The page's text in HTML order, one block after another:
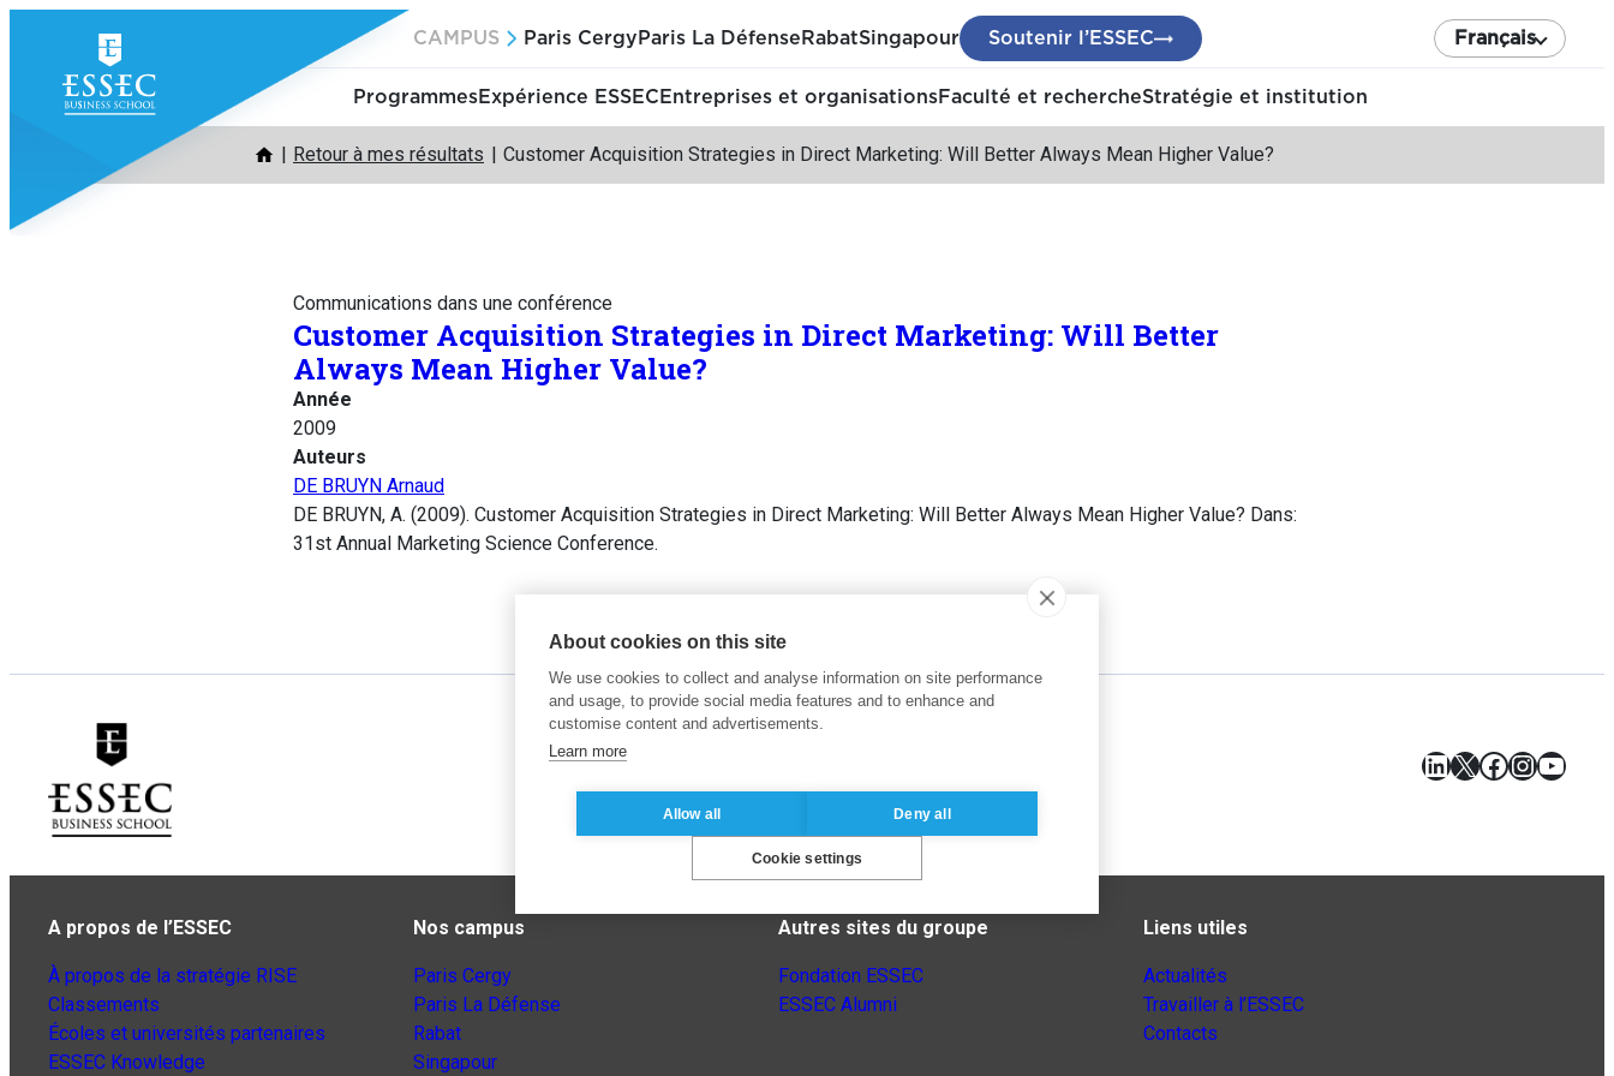
contenu
CAMPUS Paris Cergy Paris La Défense RabatSingapour Soutenir l’ESSEC Français
ProgrammesExpérience ESSEC Entreprises et organisationsFaculté et rechercheStratégie et institution
Retour à mes résultats Customer Acquisition Strategies in Direct Marketing: Will Better Always Mean Higher Value?
Communications dans une conférence
Customer Acquisition Strategies in Direct Marketing: Will Better
Always Mean Higher Value?
Année
2009
Auteurs
DE BRUYN Arnaud
DE BRUYN, A. (2009). Customer Acquisition Strategies in Direct Marketing: Will Better Always Mean Higher Value? Dans:
31st Annual Marketing Science Conference.
LinkedIn
X Facebook
A propos de l’ESSEC
À propos de la stratégie RISE
Classements
Écoles et universités partenaires
ESSEC Knowledge
Nos campus
Paris Cergy
Paris La Défense
Rabat
Singapour
Autres sites du groupe
Fondation ESSEC
ESSEC Alumni
Liens utiles
Actualités
Travailler à l’ESSEC
Contacts
About cookies on this site
We use cookies to collect and analyse information on site performance
and usage, to provide social media features and to enhance and
customise content and advertisements.
Learn more
Allow all Deny all
Cookie settings